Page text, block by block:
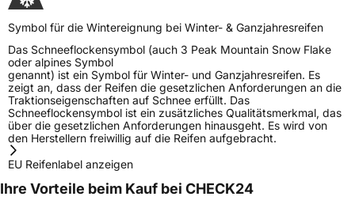
Symbol für die Wintereignung bei Winter- & Ganzjahresreifen
Das Schneeflockensymbol (auch 3 Peak Mountain Snow Flake
oder alpines Symbol
genannt) ist ein Symbol für Winter- und Ganzjahresreifen. Es
zeigt an, dass der Reifen die gesetzlichen Anforderungen an die
Traktionseigenschaften auf Schnee erfüllt. Das
Schneeflockensymbol ist ein zusätzliches Qualitätsmerkmal, das
über die gesetzlichen Anforderungen hinausgeht. Es wird von
den Herstellern freiwillig auf die Reifen aufgebracht.
EU Reifenlabel anzeigen
Ihre Vorteile beim Kauf bei CHECK24